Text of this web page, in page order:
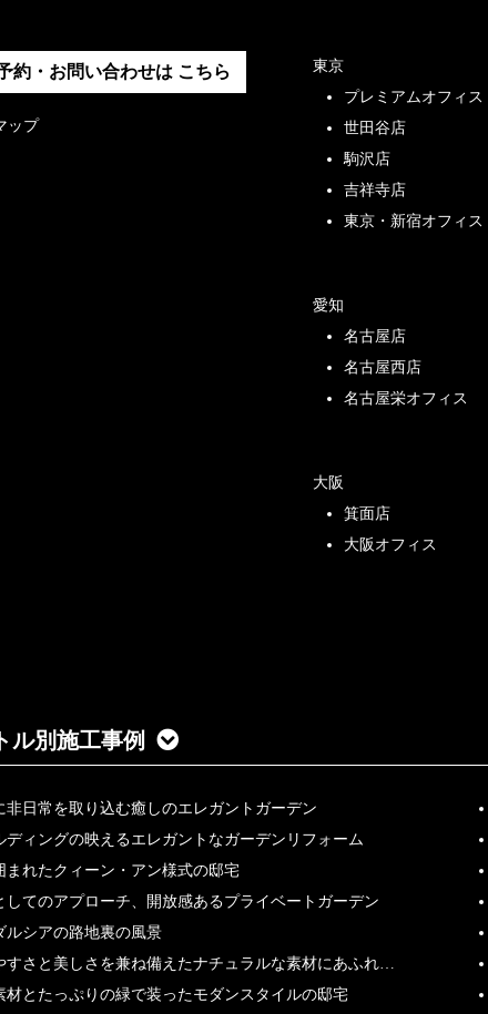
約・お問い合わせは こちら
ップ
東京
プレミアムオフィス
世田谷店
駒沢店
吉祥寺店
東京・新宿オフィス
愛知
名古屋店
名古屋西店
名古屋栄オフィス
大阪
箕面店
大阪オフィス
ル別施工事例
非日常を取り込む癒しのエレガントガーデン
ディングの映えるエレガントなガーデンリフォーム
まれたクィーン・アン様式の邸宅
してのアプローチ、開放感あるプライベートガーデン
ルシアの路地裏の風景
すさと美しさを兼ね備えたナチュラルな素材にあふれ…
材とたっぷりの緑で装ったモダンスタイルの邸宅